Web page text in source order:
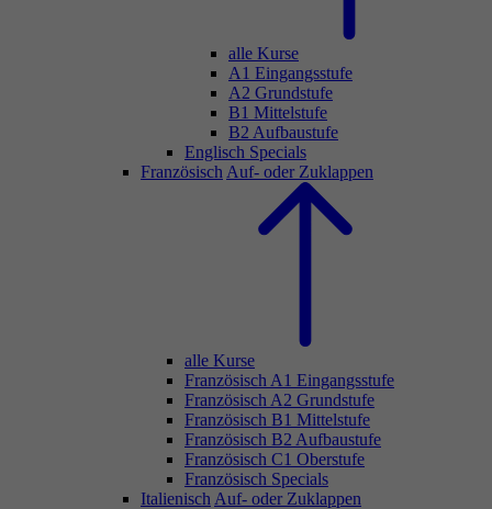
alle Kurse
A1 Eingangsstufe
A2 Grundstufe
B1 Mittelstufe
B2 Aufbaustufe
Englisch Specials
Französisch Auf- oder Zuklappen
alle Kurse
Französisch A1 Eingangsstufe
Französisch A2 Grundstufe
Französisch B1 Mittelstufe
Französisch B2 Aufbaustufe
Französisch C1 Oberstufe
Französisch Specials
Italienisch Auf- oder Zuklappen